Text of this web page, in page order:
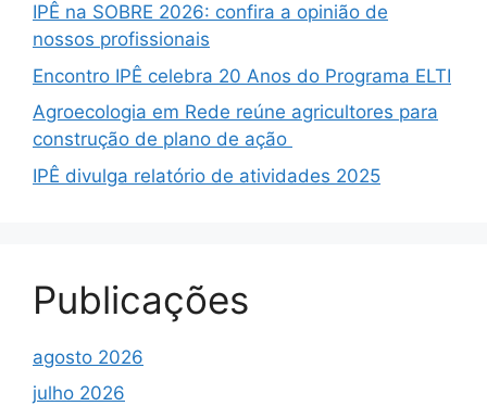
IPÊ na SOBRE 2026: confira a opinião de
nossos profissionais
Encontro IPÊ celebra 20 Anos do Programa ELTI
Agroecologia em Rede reúne agricultores para
construção de plano de ação
IPÊ divulga relatório de atividades 2025
Publicações
agosto 2026
julho 2026